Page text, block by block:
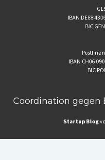
IBAN DE88
BIC
IBAN CH06
BIC
Coordination gegen
Startup Blog